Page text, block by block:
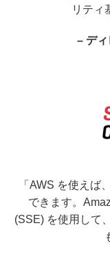
リティ
– デ
「AWS を使えば
できます。
(SSE) を使用して